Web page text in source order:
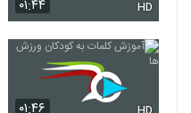
۰۱:۴۴ HD